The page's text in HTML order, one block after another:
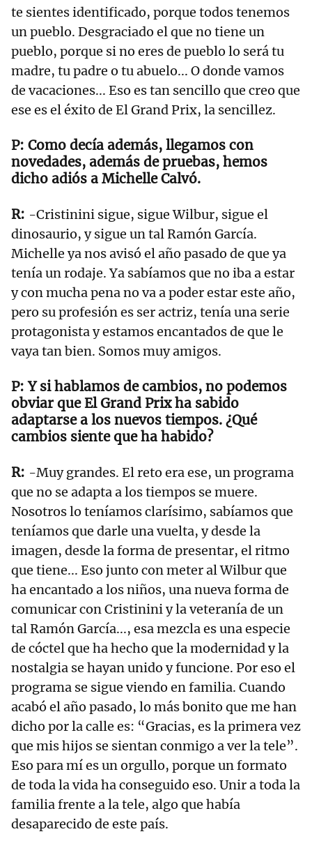
te sientes identificado, porque todos tenemos
un pueblo. Desgraciado el que no tiene un
pueblo, porque si no eres de pueblo lo será tu
madre, tu padre o tu abuelo... O donde vamos
de vacaciones... Eso es tan sencillo que creo que
ese es el éxito de El Grand Prix, la sencillez.
Como decía además, llegamos con
novedades, además de pruebas, hemos
dicho adiós a Michelle Calvó.
-Cristinini sigue, sigue Wilbur, sigue el
dinosaurio, y sigue un tal Ramón García.
Michelle ya nos avisó el año pasado de que ya
tenía un rodaje. Ya sabíamos que no iba a estar
y con mucha pena no va a poder estar este año,
pero su profesión es ser actriz, tenía una serie
protagonista y estamos encantados de que le
vaya tan bien. Somos muy amigos.
Y si hablamos de cambios, no podemos
obviar que El Grand Prix ha sabido
adaptarse a los nuevos tiempos. ¿Qué
cambios siente que ha habido?
-Muy grandes. El reto era ese, un programa
que no se adapta a los tiempos se muere.
Nosotros lo teníamos clarísimo, sabíamos que
teníamos que darle una vuelta, y desde la
imagen, desde la forma de presentar, el ritmo
que tiene... Eso junto con meter al Wilbur que
ha encantado a los niños, una nueva forma de
comunicar con Cristinini y la veteranía de un
tal Ramón García..., esa mezcla es una especie
de cóctel que ha hecho que la modernidad y la
nostalgia se hayan unido y funcione. Por eso el
programa se sigue viendo en familia. Cuando
acabó el año pasado, lo más bonito que me han
dicho por la calle es: “Gracias, es la primera vez
que mis hijos se sientan conmigo a ver la tele”.
Eso para mí es un orgullo, porque un formato
de toda la vida ha conseguido eso. Unir a toda la
familia frente a la tele, algo que había
desaparecido de este país.